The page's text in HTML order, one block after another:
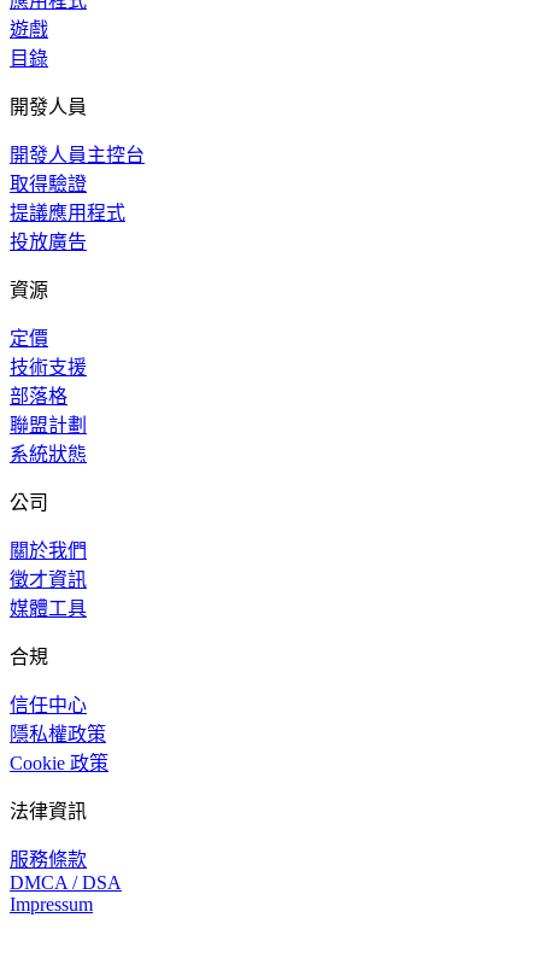
遊戲
目錄
開發人員
開發人員主控台
取得驗證
提議應用程式
投放廣告
資源
定價
技術支援
部落格
聯盟計劃
系統狀態
公司
關於我們
徵才資訊
媒體工具
合規
信任中心
隱私權政策
Cookie 政策
法律資訊
服務條款
DMCA / DSA
Impressum